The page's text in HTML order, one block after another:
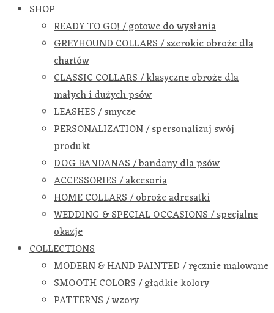
SHOP
READY TO GO! / gotowe do wysłania
GREYHOUND COLLARS / szerokie obroże dla
chartów
CLASSIC COLLARS / klasyczne obroże dla
małych i dużych psów
LEASHES / smycze
PERSONALIZATION / spersonalizuj swój
produkt
DOG BANDANAS / bandany dla psów
ACCESSORIES / akcesoria
HOME COLLARS / obroże adresatki
WEDDING & SPECIAL OCCASIONS / specjalne
okazje
COLLECTIONS
MODERN & HAND PAINTED / ręcznie malowane
SMOOTH COLORS / gładkie kolory
PATTERNS / wzory